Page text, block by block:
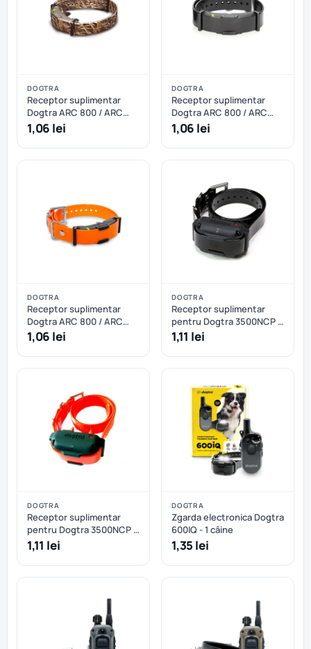
DOGTRA
Receptor suplimentar
Dogtra ARC 800 / ARC
802 - Camuflaj
1,06 lei
DOGTRA
Receptor suplimentar
Dogtra ARC 800 / ARC
802 - Negru
1,06 lei
DOGTRA
Receptor suplimentar
Dogtra ARC 800 / ARC
802 - Portocaliu
1,06 lei
DOGTRA
Receptor suplimentar
pentru Dogtra 3500NCP -
Negru
1,11 lei
DOGTRA
Receptor suplimentar
pentru Dogtra 3500NCP -
Portocaliu
1,11 lei
DOGTRA
Zgarda electronica Dogtra
600IQ - 1 câine
1,35 lei